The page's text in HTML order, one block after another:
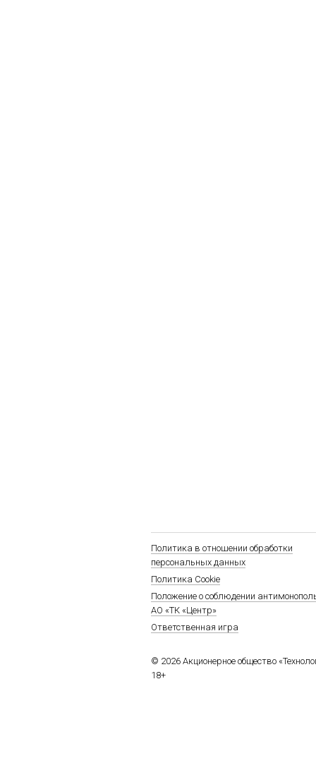
Политика в отношении обработки
персональных данных
Политика Cookie
Положение о соблюдении
АО «ТК «Центр»
Ответственная игра
© 2026 Акционерное общество
18+